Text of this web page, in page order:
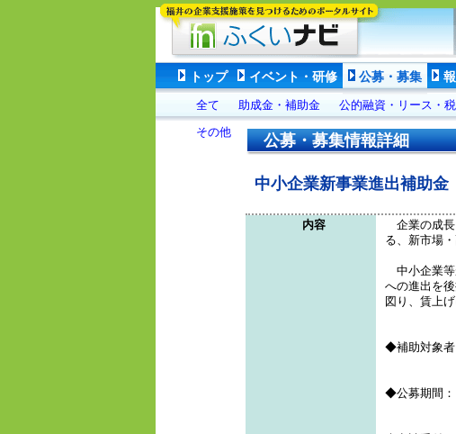
トップ イベント・研修 公募・募集
全て 助成金・補助金 公的融資・リース・税
その他
公募・募集情報詳細
中小企業新事業進出補助
内容
企業の成長
る、新市場
中小企業等
への進出を
図り、賃上
◆補助対象者
◆公募期間：